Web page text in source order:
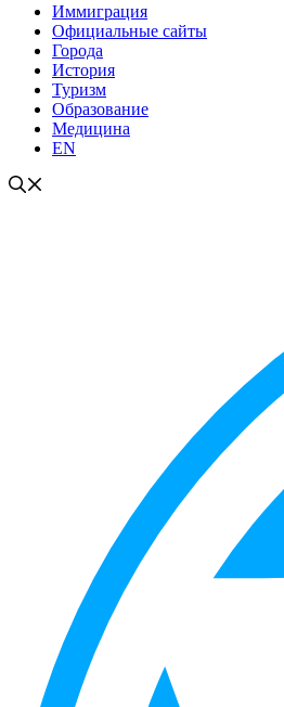
Иммиграция
Официальные сайты
Города
История
Туризм
Образование
Медицина
EN